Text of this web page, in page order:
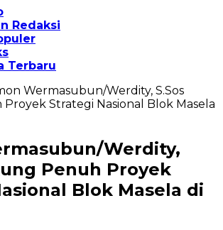
Redaksi
Terbaru
Wermasubun/Werdity, S.Sos
Strategi Nasional Blok Masela
Werdity,
Penuh Proyek
Blok Masela di